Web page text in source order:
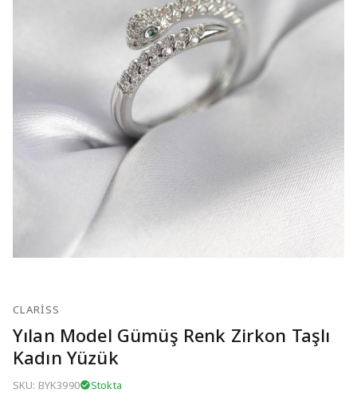
CLARISS
Yılan Model Gümüş Renk Zirkon Taşlı
Kadın Yüzük
SKU: BYK3990 Stokta